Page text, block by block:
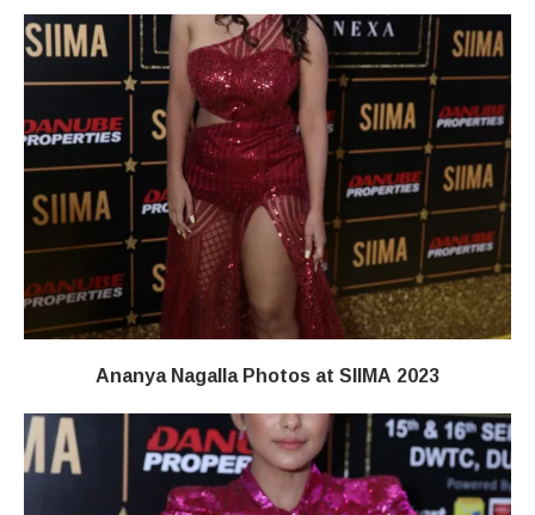
Ananya Nagalla Photos at SIIMA 2023